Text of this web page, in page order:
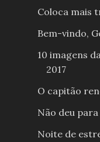
Coloca mais
Bem-vindo,
10 imagens
2017
O capitão
Não deu
Noite de